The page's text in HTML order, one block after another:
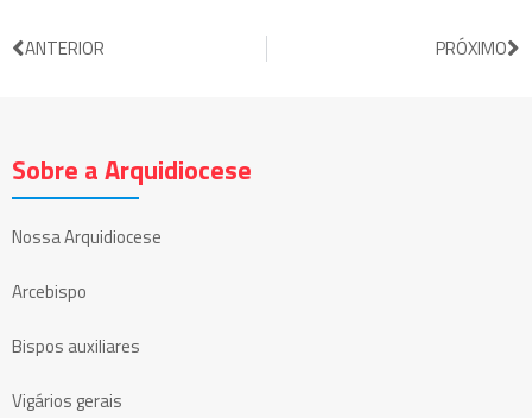
ANTERIOR PRÓXIMO
Sobre a Arquidiocese
Nossa Arquidiocese
Arcebispo
Bispos auxiliares
Vigários gerais